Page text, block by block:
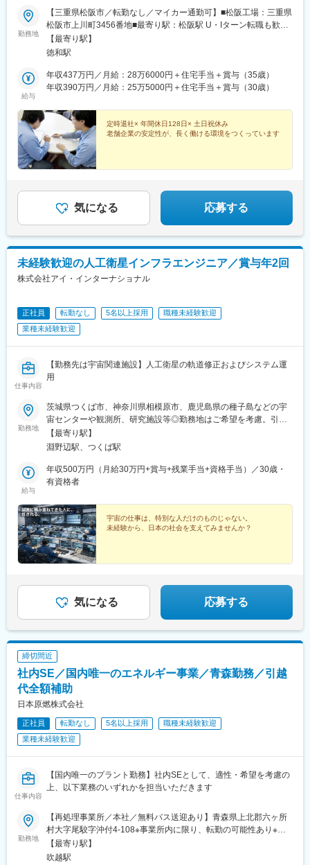
勤務地
【三重県松阪市／転勤なし／マイカー通勤可】■松阪工場：三重県
松阪市上川町3456番地■最寄り駅：松阪駅 U・Iターン転職も歓
迎！-----------------------★☆遠方からお越しの方は、公共交通機関が
発行した領収書をご持参いただければ面接交通費を支給します！
「待遇・福利厚生 各種制度」欄をご確認ください。※受動喫煙対
策：オフィス内禁煙※無料駐車場あり
【最寄り駅】
徳和駅
給与
年収437万円／月給：28万6000円＋住宅手当＋賞与（35歳）
年収390万円／月給：25万5000円＋住宅手当＋賞与（30歳）
定時退社× 年間休日128日× 土日祝休み
老舗企業の安定性が、長く働ける環境をつくっています
気になる 応募する
未経験歓迎の人工衛星インフラエンジニア／賞与年2回
株式会社アイ・インターナショナル
正社員 転勤なし 5名以上採用
職種未経験歓迎
業種未経験歓迎
仕事内容
【勤務先は宇宙関連施設】人工衛星の軌道修正およびシステム運
用
勤務地
茨城県つくば市、神奈川県相模原市、鹿児島県の種子島などの宇
宙センターや観測所、研究施設等◎勤務地はご希望を考慮。引越
費用は弊社が負担します。◎車通勤も可能です！★U・Iターン支
援あり！引っ越し費用や礼金も会社が全額負担します。好きな地
く働きたい方も大歓迎♪【勤務地】茨城県つくば市（最寄駅：つく
ば駅）神奈川県相模原市（最寄駅：淵野辺駅）鹿児島県熊毛郡南
煙）
【最寄り駅】
淵野辺駅、つくば駅
給与
年収500万円（月給30万円+賞与+残業手当+資格手当）／30歳・
有資格者
宇宙の仕事は、特別な人だけのものじゃない。
未経験から、日本の社会を支えてみませんか？
気になる 応募する
締切間近
社内SE／国内唯一のエネルギー事業／青森勤務／引越
代全額補助
日本原燃株式会社
正社員 転勤なし 5名以上採用
職種未経験歓迎
業種未経験歓迎
仕事内容
【国内唯一のプラント勤務】社内SEとして、適性・希望を考慮の
上、以下業務のいずれかを担当いただきます
勤務地
【再処理事業所／本社／無料バス送迎あり】青森県上北郡六ヶ所
村大字尾駮字沖付4-108※事業所内に限り、転勤の可能性あり※受
動喫煙対策：屋内禁煙◎社宅・寮完備◎各社宅、寮から無料送迎
バスあり◎リモート勤務制度あり＜U・Iターン支援あり！＞★月2
【最寄り駅】
吹越駅